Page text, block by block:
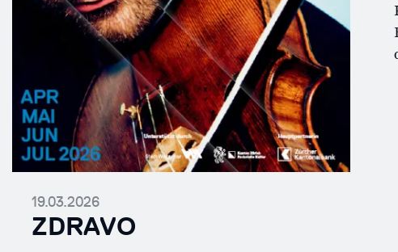
19.03.2026
ZDRAVO